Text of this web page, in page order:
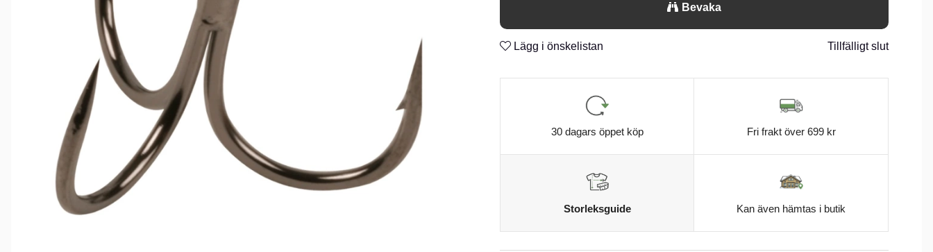
n
Black Chrome finish
n
Bevaka
Lägg i önskelistan Tillfälligt slut
30 dagars öppet köp Fri frakt över 699 kr
Storleksguide Kan även hämtas i butik